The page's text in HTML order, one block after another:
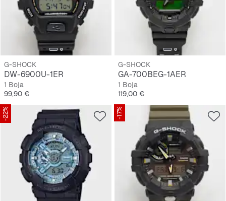
G-SHOCK
DW-6900U-1ER
1 Boja
Cijena
99,90 €
G-SHOCK
GA-700BEG-1AER
1 Boja
Cijena
119,00 €
-22% -17%